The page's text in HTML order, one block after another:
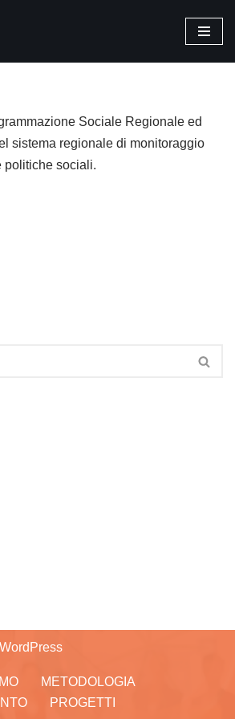
Sociale Regionale ed
sistema regionale di monitoraggio
politiche sociali.
WordPress
METODOLOGIA
PROGETTI